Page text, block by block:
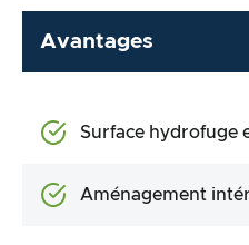
Avantages
Surface hydrofuge
Aménagement